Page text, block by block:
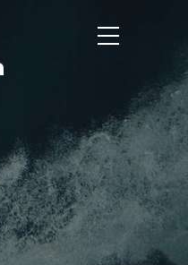
BLOG